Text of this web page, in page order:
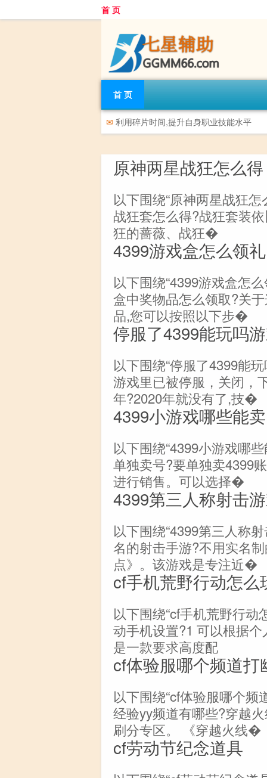
首 页
首 页
✉ 利用碎片时间,提升自身职业技能水平
原神两星战狂怎么得
以下围绕“原神两星战狂
战狂套怎么得?战狂套装
狂的蔷薇、战狂�
4399游戏盒怎么领礼
以下围绕“4399游戏盒怎
盒中奖物品怎么领取?关
品,您可以按照以下步�
停服了4399能玩吗
以下围绕“停服了4399能
游戏里已被停服，关闭，
年?2020年就没有了,技�
4399小游戏哪些能卖
以下围绕“4399小游戏哪
单独卖号?要单独卖4399
进行销售。可以选择�
4399第三人称射击
以下围绕“4399第三人称
名的射击手游?不用实名
点》。该游戏是专注近�
cf手机荒野行动怎么
以下围绕“cf手机荒野行动
动手机设置?1 可以根据
是一款要求高度配
cf体验服哪个频道打
以下围绕“cf体验服哪个频
经验yy频道有哪些?穿越
刷分专区。 《穿越火线�
cf劳动节纪念道具